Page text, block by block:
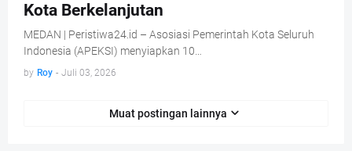
Kota Berkelanjutan
MEDAN | Peristiwa24.id – Asosiasi Pemerintah Kota Seluruh
Indonesia (APEKSI) menyiapkan 10…
by Roy - Juli 03, 2026
Muat postingan lainnya